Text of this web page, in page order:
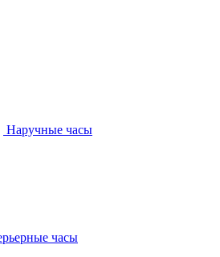
Наручные часы
часы